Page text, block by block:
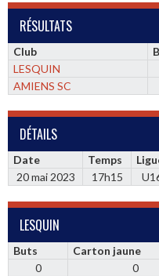
RÉSULTATS
Club
LESQUIN
AMIENS SC
DÉTAILS
Date Temps
20 mai 2023
17h15
LESQUIN
Buts Carton jaune
0
0